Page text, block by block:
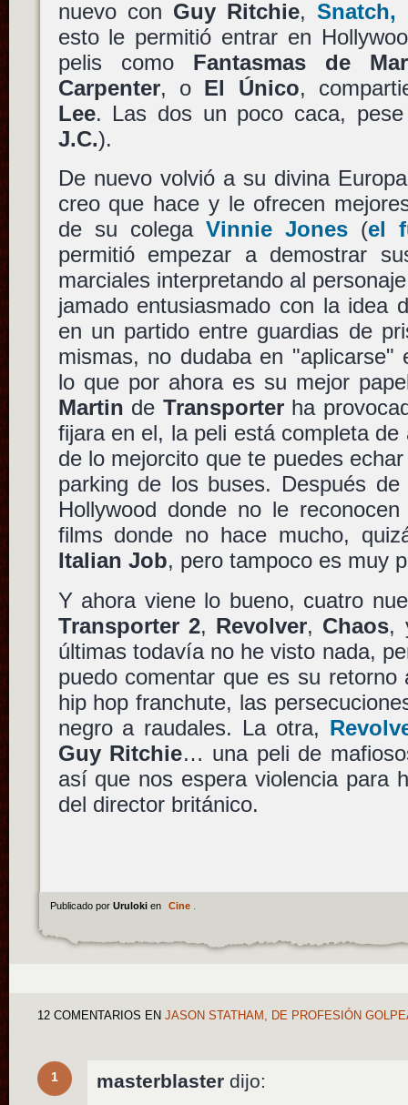
nuevo con Guy Ritchie, Snatch,
esto le permitió entrar en
pelis como Fantasmas de
Carpenter, o El Único,
Lee. Las dos un poco caca,
J.C.).
De nuevo volvió a su divina
creo que hace y le ofrecen
de su colega Vinnie Jones(el
permitió empezar a demostrar
marciales interpretando al
jamado entusiasmado con la idea
en un partido entre guardias de
mismas, no dudaba en "aplicarse"
lo que por ahora es su mejor
Martin de Transporterha
fijara en el, la peli está completa
de lo mejorcito que te puedes
parking de los buses. Después
Hollywood donde no le
films donde no hace mucho,
Italian Job, pero tampoco es muy
Y ahora viene lo bueno, cuatro
Transporter 2, Revolver, Chaos,
últimas todavía no he visto nada,
puedo comentar que es su
hip hop franchute, las
negro a raudales. La otra,
Guy Ritchie… una peli de
así que nos espera violencia para
del director británico.
Publicado por Uruloki en Cine.
12 COMENTARIOS EN JASON STATHAM, DE PROFESIÓN
1 masterblaster dijo: